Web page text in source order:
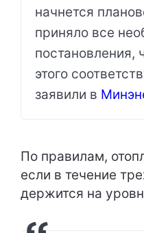
начнется
приняло все
постановления,
этого
заявили в
По правилам,
если в течение
держится на